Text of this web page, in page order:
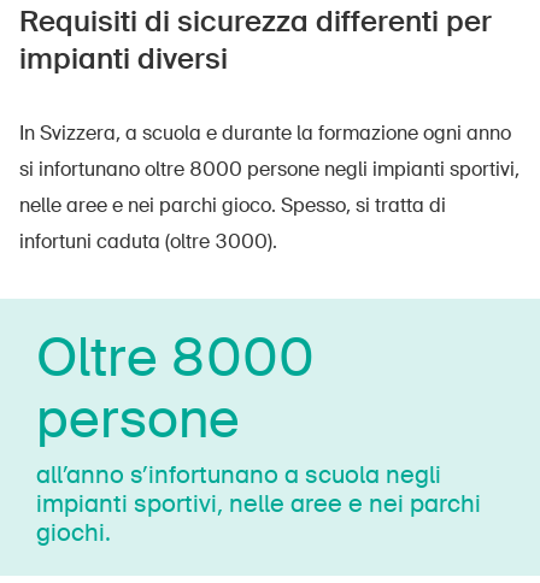
Requisiti di sicurezza differenti per
impianti diversi
In Svizzera, a scuola e durante la formazione ogni anno
si infortunano oltre 8000 persone negli impianti sportivi,
nelle aree e nei parchi gioco. Spesso, si tratta di
infortuni caduta (oltre 3000).
Oltre 8000
persone
all’anno s’infortunano a scuola negli
impianti sportivi, nelle aree e nei parchi
giochi.